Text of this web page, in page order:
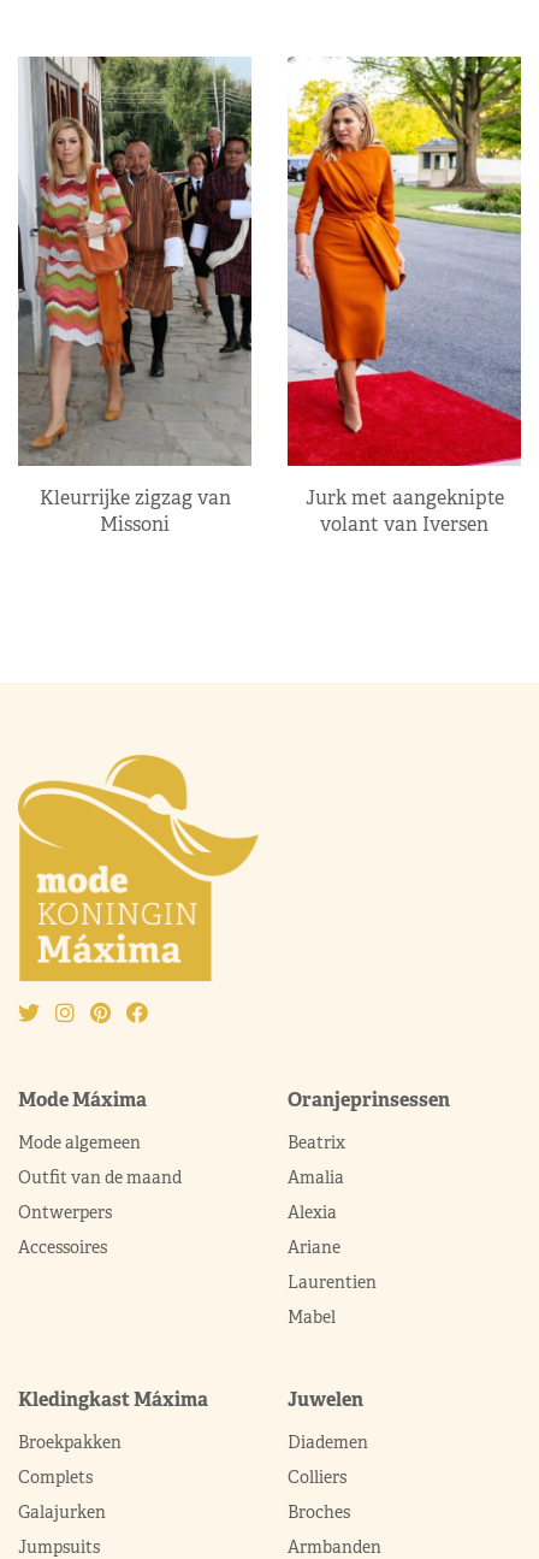
Kleurrijke zigzag van
Missoni
Jurk met aangeknipte
volant van Iversen
Mode Máxima
Mode algemeen
Outfit van de maand
Ontwerpers
Accessoires
Oranjeprinsessen
Beatrix
Amalia
Alexia
Ariane
Laurentien
Mabel
Kledingkast Máxima
Broekpakken
Complets
Galajurken
Jumpsuits
Juwelen
Diademen
Colliers
Broches
Armbanden